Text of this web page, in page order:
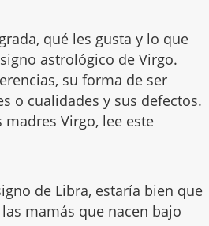
qué les gusta y lo que
astrológico de Virgo.
su forma de ser
o cualidades y sus defectos.
Virgo, lee este
de Libra, estaría bien que
mamás que nacen bajo